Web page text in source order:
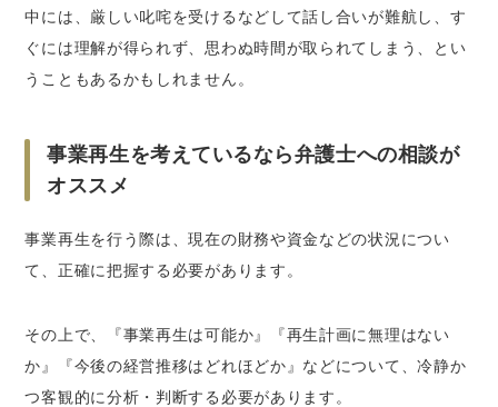
中には、厳しい叱咤を受けるなどして話し合いが難航し、す
ぐには理解が得られず、思わぬ時間が取られてしまう、とい
うこともあるかもしれません。
事業再生を考えているなら弁護士への相談が
オススメ
事業再生を行う際は、現在の財務や資金などの状況につい
て、正確に把握する必要があります。
その上で、『事業再生は可能か』『再生計画に無理はない
か』『今後の経営推移はどれほどか』などについて、冷静か
つ客観的に分析・判断する必要があります。